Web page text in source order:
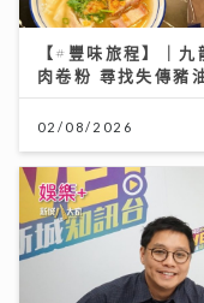
【#豐味旅程】｜
肉卷粉 尋找失傳豬
02/08/2026